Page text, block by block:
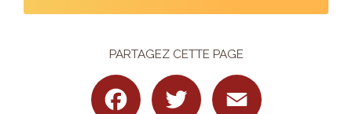
PARTAGEZ CETTE PAGE
Facebook Twitter